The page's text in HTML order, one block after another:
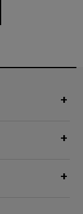
+
+
+